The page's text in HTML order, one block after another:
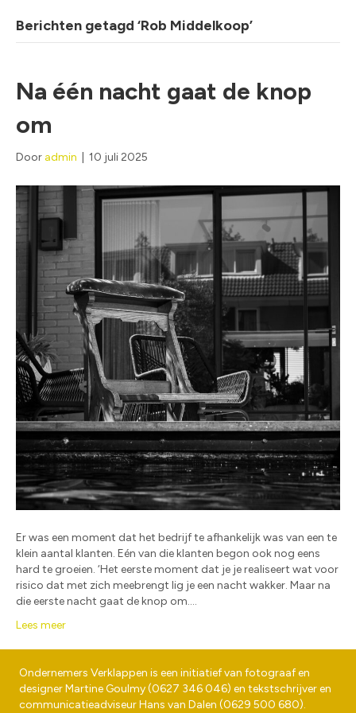
Berichten getagd ‘Rob Middelkoop’
Na één nacht gaat de knop
om
Door admin 10 juli 2025
Er was een moment dat het bedrijf te afhankelijk was van een te
klein aantal klanten. Eén van die klanten begon ook nog eens
hard te groeien. ‘Het eerste moment dat je je realiseert wat voor
risico dat met zich meebrengt lig je een nacht wakker. Maar na
die eerste nacht gaat de knop om.…
Lees meer
Ondernemers Verklappen is een initiatief van fotograaf en
designerMartine Goulmy(0627 346 046) en tekstschrijver en
communicatieadviseurHans van Dalen (0629 500 680).